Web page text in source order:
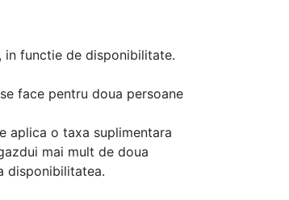
in functie de disponibilitate.
face pentru doua persoane
aplica o taxa suplimentara
mai mult de doua
disponibilitatea.